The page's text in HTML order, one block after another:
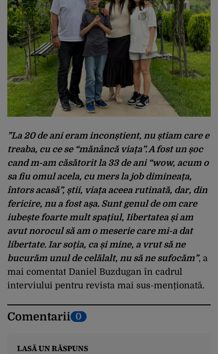
”La 20 de ani eram inconștient, nu știam care e
treaba, cu ce se “mănâncă viața”. A fost un șoc
cand m-am căsătorit la 33 de ani “wow, acum o
sa fiu omul acela, cu mers la job dimineața,
întors acasă”, știi, viața aceea rutinată, dar, din
fericire, nu a fost așa. Sunt genul de om care
iubește foarte mult spațiul, Iibertatea și am
avut norocul să am o meserie care mi-a dat
libertate. Iar soția, ca și mine, a vrut să ne
bucurăm unul de celălalt, nu să ne sufocăm”, a
mai comentat Daniel Buzdugan în cadrul
interviului pentru revista mai sus-menționată.
Comentarii 0
LASĂ UN RĂSPUNS